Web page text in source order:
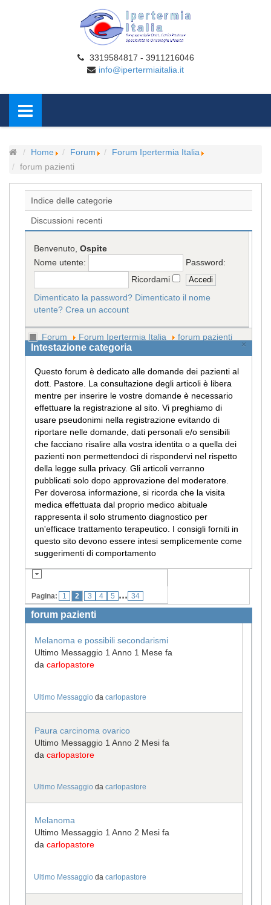
3319584817 - 3911216046
info@ipertermiaitalia.it
Home Forum
Forum Ipertermia Italia
forum pazienti
Indice delle categorie
Discussioni recenti
Benvenuto,Ospite
Nome utente:
Password:
Ricordami
Dimenticato la password? Dimenticato il nome
utente? Crea un account
Forum Forum Ipertermia Italia
forum pazienti
×
Intestazione categoria
Questo forum è dedicato alle domande dei pazienti al
dott. Pastore. La consultazione degli articoli è libera
mentre per inserire le vostre domande è necessario
effettuare la registrazione al sito. Vi preghiamo di
usare pseudonimi nella registrazione evitando di
riportare nelle domande, dati personali e/o sensibili
che facciano risalire alla vostra identita o a quella dei
pazienti non permettendoci di rispondervi nel rispetto
della legge sulla privacy. Gli articoli verranno
pubblicati solo dopo approvazione del moderatore.
Per doverosa informazione, si ricorda che la visita
medica effettuata dal proprio medico abituale
rappresenta il solo strumento diagnostico per
un'efficace trattamento terapeutico. I consigli forniti in
questo sito devono essere intesi semplicemente come
suggerimenti di comportamento
Pagina: 1 2 3 4 5 ... 34
forum pazienti
Melanoma e possibili secondarismi
Ultimo Messaggio 1 Anno 1 Mese fa
dacarlopastore
Ultimo Messaggioda carlopastore
Paura carcinoma ovarico
Ultimo Messaggio 1 Anno 2 Mesi fa
dacarlopastore
Ultimo Messaggioda carlopastore
Melanoma
Ultimo Messaggio 1 Anno 2 Mesi fa
dacarlopastore
Ultimo Messaggioda carlopastore